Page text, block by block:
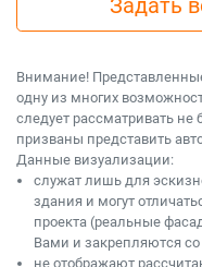
Задать
Внимание!
одну из многих
следует рассматривать
призваны представить
Данные визуализации:
служат лишь для
здания и могут
проекта (реальные
Вами и закрепляются
не отображают